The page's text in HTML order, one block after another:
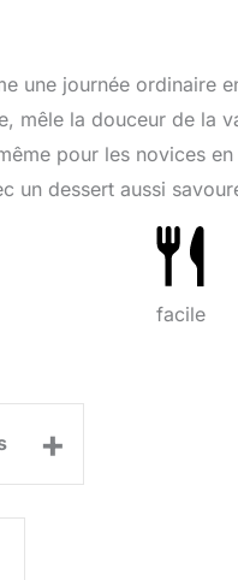
une journée ordinaire
mêle la douceur de la
pour les novices
dessert aussi
facile
+